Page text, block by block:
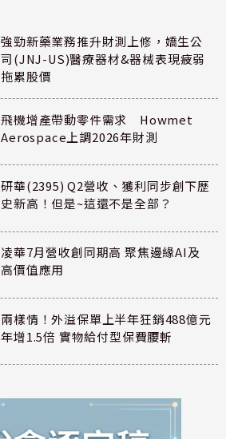
強勁新藥業務推升財測上修，嬌生公
司(JNJ-US)醫療器材&器械表現疲弱
拖累股價
飛機增產帶動零件需求 Howmet
Aerospace上調2026年財測
研華(2395) Q2營收、獲利同步創下歷
史新高！但是~這還不是全部？
凌華7月營收創同期高 聚焦邊緣AI及
高價值應用
兩樣情！外溢保單上半年狂銷488億元
年增1.5倍 實物給付型保費腰斬